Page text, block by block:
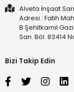
Alveta İnşaat
Adresi : Fatih
B Şehitkamil
San. Böl. 83414
Bizi Takip Edin